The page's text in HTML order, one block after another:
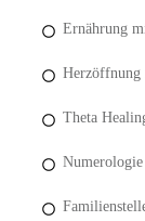
Ernährung
Herzöffnung
Theta